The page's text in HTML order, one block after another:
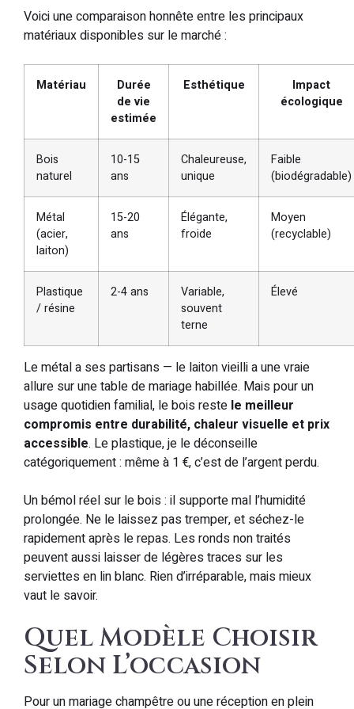
Voici une comparaison honnête entre les principaux
matériaux disponibles sur le marché :
Matériau
Durée
de vie
estimée
Esthétique
Impact
écologique
Bois
naturel
10-15
ans
Chaleureuse,
unique
Faible
(biodégradable)
Métal
(acier,
laiton)
15-20
ans
Élégante,
froide
Moyen
(recyclable)
Plastique
/ résine
2-4 ans
Variable,
souvent
terne
Élevé
Le métal a ses partisans — le laiton vieilli a une vraie
allure sur une table de mariage habillée. Mais pour un
usage quotidien familial, le bois reste le meilleur
compromis entre durabilité, chaleur visuelle et prix
accessible. Le plastique, je le déconseille
catégoriquement : même à 1 €, c’est de l’argent perdu.
Un bémol réel sur le bois : il supporte mal l’humidité
prolongée. Ne le laissez pas tremper, et séchez-le
rapidement après le repas. Les ronds non traités
peuvent aussi laisser de légères traces sur les
serviettes en lin blanc. Rien d’irréparable, mais mieux
vaut le savoir.
Quel Modèle Choisir
Selon L’occasion
Pour un mariage champêtre ou une réception en plein